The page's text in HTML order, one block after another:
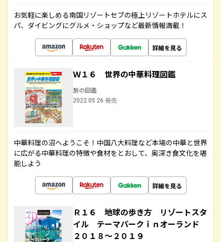
お気軽に楽しめる南国リゾートセブの極上リゾートホテルにス
パ、ダイビングにグルメ・ショップなど最新情報満載！
詳細を見る
Ｗ１６ 世界の中華料理図鑑
旅の図鑑
2022.05.26 発売
中華料理の沼へようこそ！中国八大料理など本場の中華と世界
に広がる中華料理の特徴や食材をとおして、奥深き食文化を堪
能しよう
詳細を見る
Ｒ１６ 地球の歩き方 リゾートスタ
イル テーマパークｉｎオーランド
２０１８～２０１９